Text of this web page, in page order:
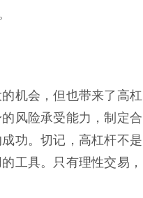
机会，但也带来了高杠
风险承受能力，制定合
功。切记，高杠杆不是
工具。只有理性交易，